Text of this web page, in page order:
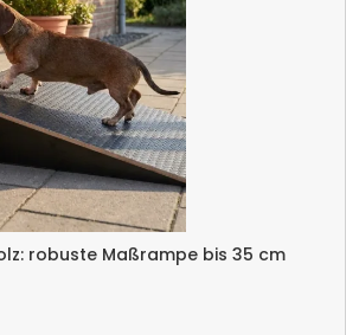
robuste Maßrampe bis 35 cm